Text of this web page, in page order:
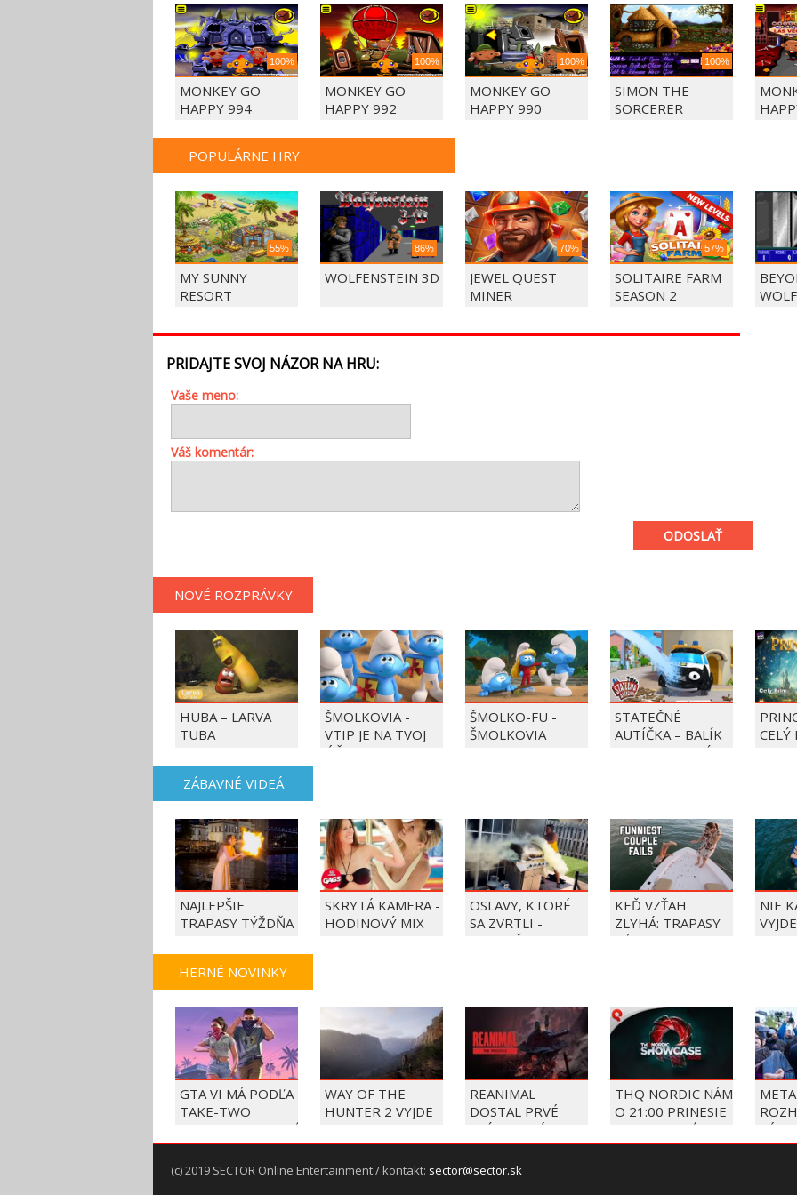
100%
MONKEY GO
HAPPY 994
100%
MONKEY GO
HAPPY 992
100%
MONKEY GO
HAPPY 990
100%
SIMON THE
SORCERER
POPULÁRNE HRY
55%
MY SUNNY
RESORT
86%
WOLFENSTEIN 3D
70%
JEWEL QUEST
MINER
57%
SOLITAIRE FARM
SEASON 2
PRIDAJTE SVOJ NÁZOR NA HRU:
Vaše meno:
Váš komentár:
ODOSLAŤ
NOVÉ ROZPRÁVKY
HUBA – LARVA
TUBA
ŠMOLKOVIA -
VTIP JE NA TVOJ
ÚČET
ŠMOLKO-FU -
ŠMOLKOVIA
STATEČNÉ
AUTÍČKA – BALÍK
PIERRE PRECLÍK
CELÝ
ZÁBAVNÉ VIDEÁ
NAJLEPŠIE
TRAPASY TÝŽDŇA
SKRYTÁ KAMERA -
HODINOVÝ MIX
OSLAVY, KTORÉ
SA ZVRTLI -
NAJLEPŠIE
KEĎ VZŤAH
ZLYHÁ: TRAPASY
PÁROV
NIE
VYJDE
HERNÉ NOVINKY
GTA VI MÁ PODĽA
TAKE-TWO
BEZPRECEDENTNÉ
PREDOBJEDNÁVKY
WAY OF THE
HUNTER 2 VYJDE
PC A KONZOLÁCH
REANIMAL
DOSTAL PRVÉ
PRÍBEHOVÉ DLC
THE PRISONER
THQ NORDIC NÁM
O 21:00 PRINESIE
SVOJU VEĽKÚ
LETNÚ
(c) 2019 SECTOR Online Entertainment / kontakt: sector@sector.sk